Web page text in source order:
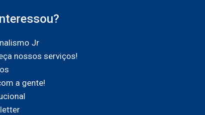
Jr
nossos serviços!
a gente!